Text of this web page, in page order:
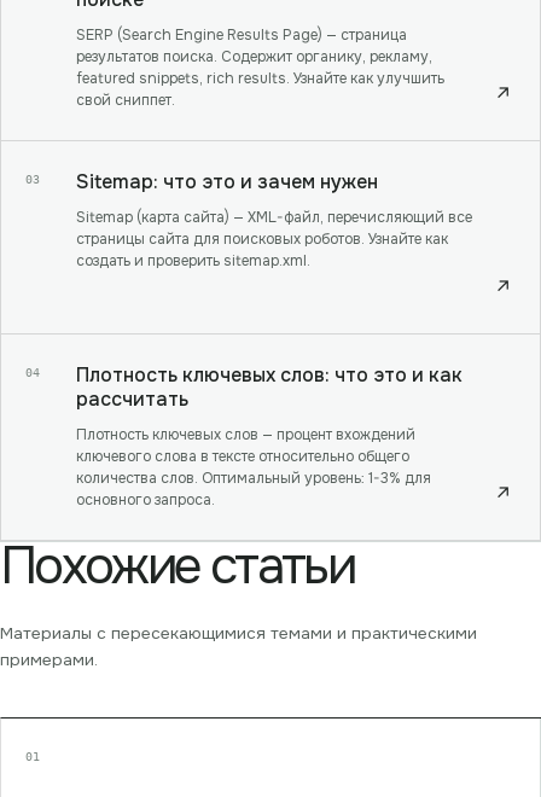
SERP (Search Engine Results Page) — страница
результатов поиска. Содержит органику, рекламу,
featured snippets, rich results. Узнайте как улучшить
свой сниппет.
↗
03 Sitemap: что это и зачем нужен
Sitemap (карта сайта) — XML-файл, перечисляющий все
страницы сайта для поисковых роботов. Узнайте как
создать и проверить sitemap.xml.
↗
04
Плотность ключевых слов: что это и как
рассчитать
Плотность ключевых слов — процент вхождений
ключевого слова в тексте относительно общего
количества слов. Оптимальный уровень: 1-3% для
основного запроса.
↗
Похожие статьи
Материалы с пересекающимися темами и практическими
примерами.
01